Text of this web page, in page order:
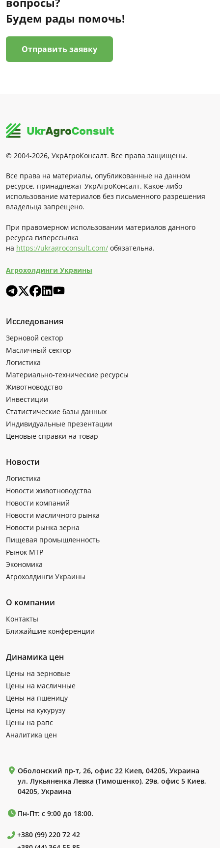
Будем рады помочь!
Отправить заявку
© 2004-2026, УкрАгроКонсалт. Все права защищены.
Все права на материалы, опубликованные на данном
ресурсе, принадлежат УкрАгроКонсалт. Какое-либо
использование материалов без письменного разрешения
владельца запрещено.
При правомерном использовании материалов данного
ресурса гиперссылка
на https://ukragroconsult.com/ обязательна.
Агрохолдинги Украины
Исследования
Зерновой сектор
Масличный сектор
Логистика
Материально-технические ресурсы
Животноводство
Инвестиции
Статистические базы данных
Индивидуальные презентации
Ценовые справки на товар
Новости
Логистика
Новости животноводства
Новости компаний
Новости масличного рынка
Новости рынка зерна
Пищевая промышленность
Рынок МТР
Экономика
Агрохолдинги Украины
О компании
Контакты
Ближайшие конференции
Динамика цен
Цены на зерновые
Цены на масличные
Цены на пшеницу
Цены на кукурузу
Цены на рапс
Аналитика цен
Оболонский пр-т, 26, офис 22 Киев, 04205, Украина
ул. Лукьяненка Левка (Тимошенко), 29в, офис 5 Киев,
04205, Украина
Пн-Пт: с 9:00 до 18:00.
+380 (99) 220 72 42